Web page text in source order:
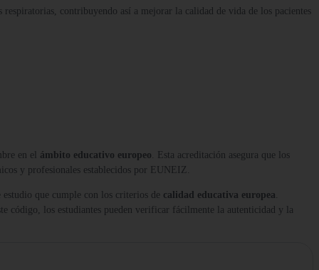
contribuyendo así a mejorar la calidad de vida de los pacientes
en el ámbito educativo europeo. Esta acreditación asegura que los
y profesionales establecidos por EUNEIZ.
que cumple con los criterios de calidad educativa europea.
código, los estudiantes pueden verificar fácilmente la autenticidad y la